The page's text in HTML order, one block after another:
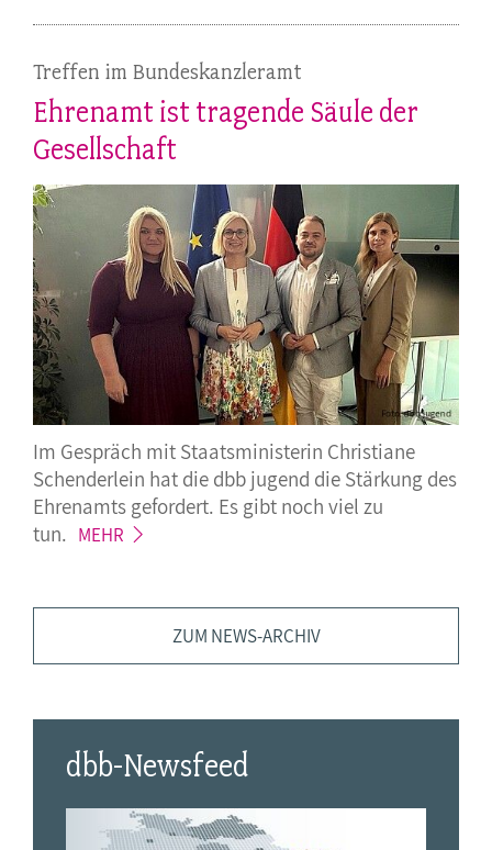
Treffen im Bundeskanzleramt
Ehrenamt ist tragende Säule der
Gesellschaft
Im Gespräch mit Staatsministerin Christiane
Schenderlein hat die dbb jugend die Stärkung des
Ehrenamts gefordert. Es gibt noch viel zu
tun. MEHR
ZUM NEWS-ARCHIV
dbb-Newsfeed